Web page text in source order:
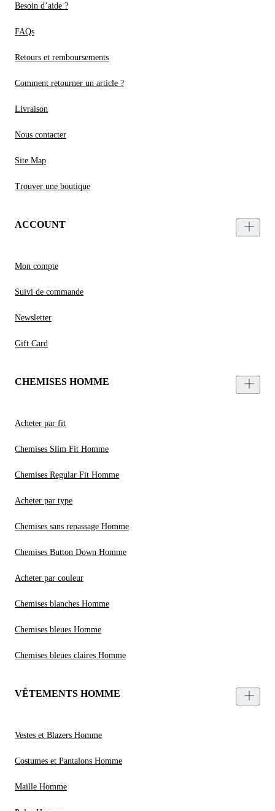
Besoin d’aide ?
FAQs
Retours et remboursements
Comment retourner un article ?
Livraison
Nous contacter
Site Map
Trouver une boutique
ACCOUNT
Mon compte
Suivi de commande
Newsletter
Gift Card
CHEMISES HOMME
Acheter par fit
Chemises Slim Fit Homme
Chemises Regular Fit Homme
Acheter par type
Chemises sans repassage Homme
Chemises Button Down Homme
Acheter par couleur
Chemises blanches Homme
Chemises bleues Homme
Chemises bleues claires Homme
VÊTEMENTS HOMME
Vestes et Blazers Homme
Costumes et Pantalons Homme
Maille Homme